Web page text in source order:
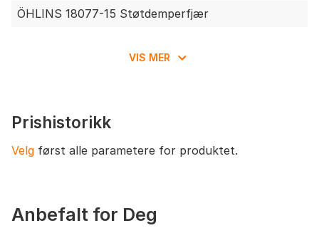
ÖHLINS 18077-15 Støtdemperfjær
VIS MER
Prishistorikk
Velg først alle parametere for produktet.
Anbefalt for Deg